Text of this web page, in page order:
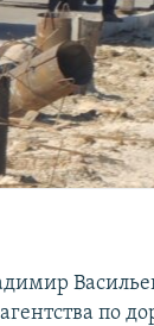
по